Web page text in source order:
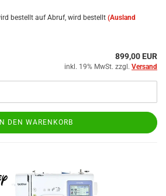
auf Abruf, wird bestellt (Ausland
899,00 EUR
inkl. 19% MwSt. zzgl. Versand
IN DEN WARENKORB